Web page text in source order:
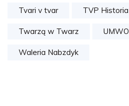
Tvari v tvar TVP Historia
Twarzą w Twarz UMWO
Waleria Nabzdyk